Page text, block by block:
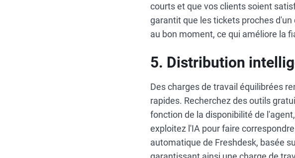
courts et que vos clients soient
garantit que les tickets proches
au bon moment, ce qui améliore la
5. Distribution
Des charges de travail équilibrées
rapides. Recherchez des outils
fonction de la disponibilité de
exploitez l'IA pour faire
automatique de Freshdesk, basée